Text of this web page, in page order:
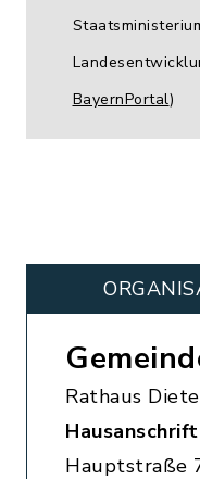
BayernPortal)
Rathaus
Hausanschrift
Hauptstraße